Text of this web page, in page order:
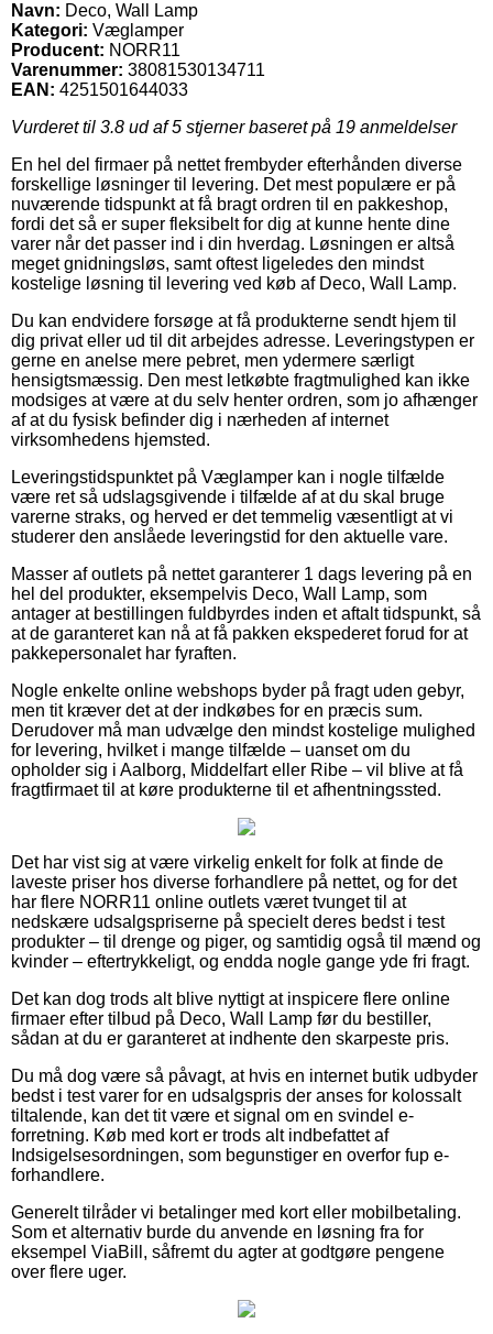
Navn: Deco, Wall Lamp
Kategori: Væglamper
Producent: NORR11
Varenummer: 38081530134711
EAN: 4251501644033
Vurderet til 3.8 ud af 5 stjerner baseret på 19 anmeldelser
En hel del firmaer på nettet frembyder efterhånden diverse
forskellige løsninger til levering. Det mest populære er på
nuværende tidspunkt at få bragt ordren til en pakkeshop,
fordi det så er super fleksibelt for dig at kunne hente dine
varer når det passer ind i din hverdag. Løsningen er altså
meget gnidningsløs, samt oftest ligeledes den mindst
kostelige løsning til levering ved køb af Deco, Wall Lamp.
Du kan endvidere forsøge at få produkterne sendt hjem til
dig privat eller ud til dit arbejdes adresse. Leveringstypen er
gerne en anelse mere pebret, men ydermere særligt
hensigtsmæssig. Den mest letkøbte fragtmulighed kan ikke
modsiges at være at du selv henter ordren, som jo afhænger
af at du fysisk befinder dig i nærheden af internet
virksomhedens hjemsted.
Leveringstidspunktet på Væglamper kan i nogle tilfælde
være ret så udslagsgivende i tilfælde af at du skal bruge
varerne straks, og herved er det temmelig væsentligt at vi
studerer den anslåede leveringstid for den aktuelle vare.
Masser af outlets på nettet garanterer 1 dags levering på en
hel del produkter, eksempelvis Deco, Wall Lamp, som
antager at bestillingen fuldbyrdes inden et aftalt tidspunkt, så
at de garanteret kan nå at få pakken ekspederet forud for at
pakkepersonalet har fyraften.
Nogle enkelte online webshops byder på fragt uden gebyr,
men tit kræver det at der indkøbes for en præcis sum.
Derudover må man udvælge den mindst kostelige mulighed
for levering, hvilket i mange tilfælde – uanset om du
opholder sig i Aalborg, Middelfart eller Ribe – vil blive at få
fragtfirmaet til at køre produkterne til et afhentningssted.
Det har vist sig at være virkelig enkelt for folk at finde de
laveste priser hos diverse forhandlere på nettet, og for det
har flere NORR11 online outlets været tvunget til at
nedskære udsalgspriserne på specielt deres bedst i test
produkter – til drenge og piger, og samtidig også til mænd og
kvinder – eftertrykkeligt, og endda nogle gange yde fri fragt.
Det kan dog trods alt blive nyttigt at inspicere flere online
firmaer efter tilbud på Deco, Wall Lamp før du bestiller,
sådan at du er garanteret at indhente den skarpeste pris.
Du må dog være så påvagt, at hvis en internet butik udbyder
bedst i test varer for en udsalgspris der anses for kolossalt
tiltalende, kan det tit være et signal om en svindel e-
forretning. Køb med kort er trods alt indbefattet af
Indsigelsesordningen, som begunstiger en overfor fup e-
forhandlere.
Generelt tilråder vi betalinger med kort eller mobilbetaling.
Som et alternativ burde du anvende en løsning fra for
eksempel ViaBill, såfremt du agter at godtgøre pengene
over flere uger.